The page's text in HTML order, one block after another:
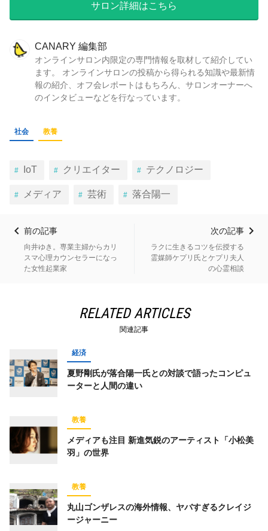
サロン詳細はこちら
CANARY 編集部
オンラインサロン内限定の専門情報を取材して紹介してい
ます。 オンラインサロンの投稿から得られる知識や最新情
報の紹介、オフ会レポートはもちろん、サロンオーナーへ
のインタビューなどを行なっています。
社会 教養
IoT クリエイター テクノロジー
メディア 芸術 落合陽一
前の記事
向井ゆき。専業主婦からカリ
スマ心理カウンセラーになっ
た女性起業家
次の記事
ラクに生きるコツを伝授する
霊媒師ケプリ氏とケプリ夫人
の心霊相談
RELATED ARTICLES
関連記事
経済
夏野剛氏が落合陽一氏との対談で語ったコンピュ
ーターと人間の違い
教養
メディアも注目 新進気鋭のアーティスト「小松美
羽」の世界
教養
丸山ゴンザレスの海外情報、ヤバすぎるクレイジ
ージャーニー